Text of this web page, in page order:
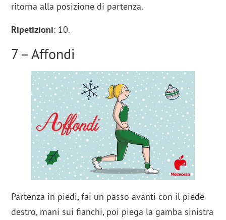
ritorna alla posizione di partenza.
Ripetizioni: 10.
7 – Affondi
Partenza in piedi, fai un passo avanti con il piede
destro, mani sui fianchi, poi piega la gamba sinistra